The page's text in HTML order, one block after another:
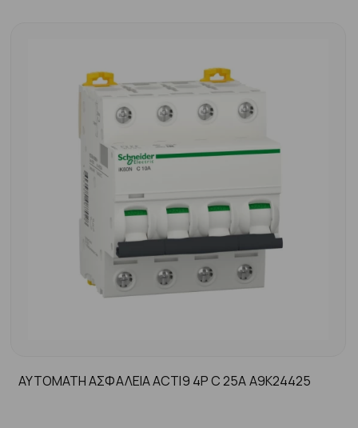
AYTOMATH ΑΣΦΑΛΕΙΑ ACTI9 4P C 25A A9K24425